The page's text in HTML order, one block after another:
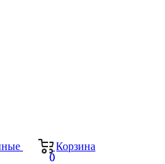
Корзина
0
0